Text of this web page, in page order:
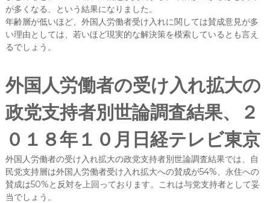
が多くなる、という結果になりました。
年齢層が低いほど、外国人労働者受け入れに関しては賛成意見が多
い理由としては、若いほど現実的な解決策を模索しているとも言え
るでしょう。
外国人労働者の受け入れ拡大の
政党支持者別世論調査結果、２
０１８年１０月日経テレビ東京
外国人労働者の受け入れ拡大の政党支持者別世論調査結果では、自
民党支持層は外国人労働者受け入れ拡大への賛成が54%、永住への
賛成は50%と反対を上回っております。これは与党支持者として妥
当でしょう。